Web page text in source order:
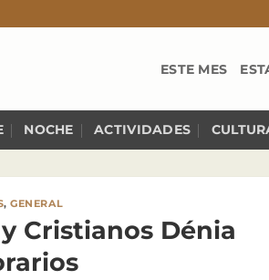
ESTE MES
NOCHE ACTIVIDADES
,GENERAL
Cristianos Dénia